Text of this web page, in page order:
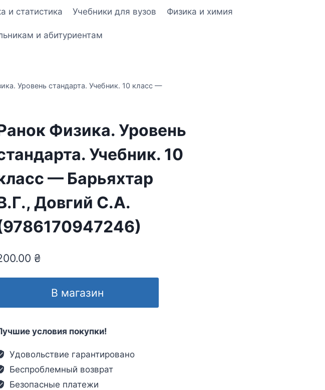
и статистика Учебники для вузов Физика и химия
и абитуриентам
Уровень стандарта. Учебник. 10 класс —
Физика. Уровень
Учебник. 10
— Барьяхтар
Довгий С.А.
₴
В магазин
условия покупки!
Удовольствие гарантировано
Беспроблемный возврат
Безопасные платежи